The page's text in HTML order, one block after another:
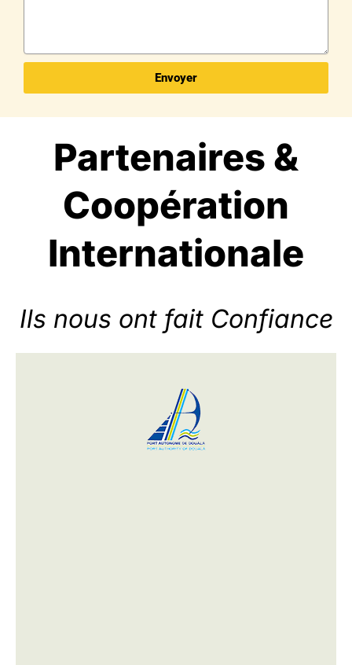
Envoyer
Partenaires &
Coopération
Internationale
Ils nous ont fait Confiance